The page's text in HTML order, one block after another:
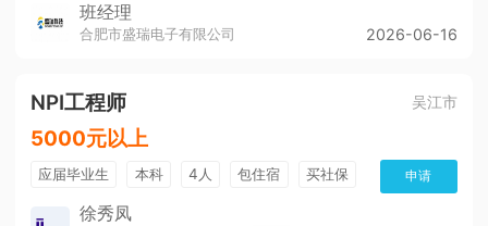
班经理
合肥市盛瑞电子有限公司 2026-06-16
NPI工程师 吴江市
5000元以上
应届毕业生 本科 4人 包住宿
买社保
月度绩效奖金
申请
徐秀凤